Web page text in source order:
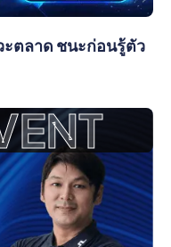
ะตลาด ชนะก่อนรู้ตัว